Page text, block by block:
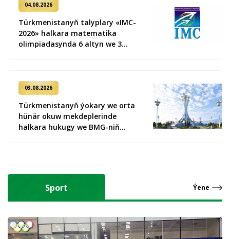
04.08.2026
Türkmenistanyň talyplary «IMC-
2026» halkara matematika
olimpiadasynda 6 altyn we 3
03.08.2026
Türkmenistanyň ýokary we orta
hünär okuw mekdeplerinde
halkara hukugy we BMG-niň
Sport Ýene